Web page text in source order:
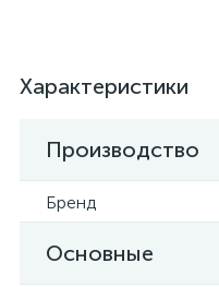
Характеристики
Производство
Бренд
Основные